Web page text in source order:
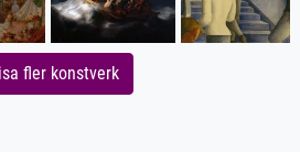
fler konstverk